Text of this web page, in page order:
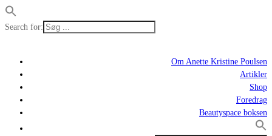
Search for:
Om Anette Kristine Poulsen
Artikler
Shop
Foredrag
Beautyspace boksen